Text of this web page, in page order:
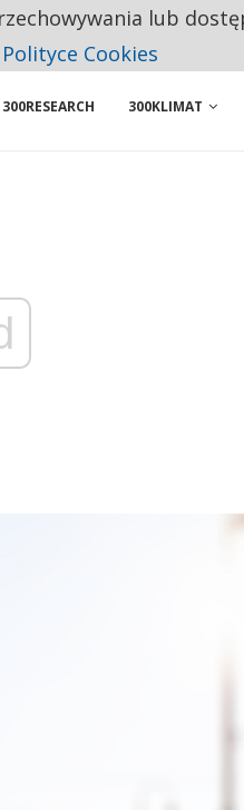
Z POLSKI
300RESEARCH 300KLIMAT
lub
Polityce Cookies